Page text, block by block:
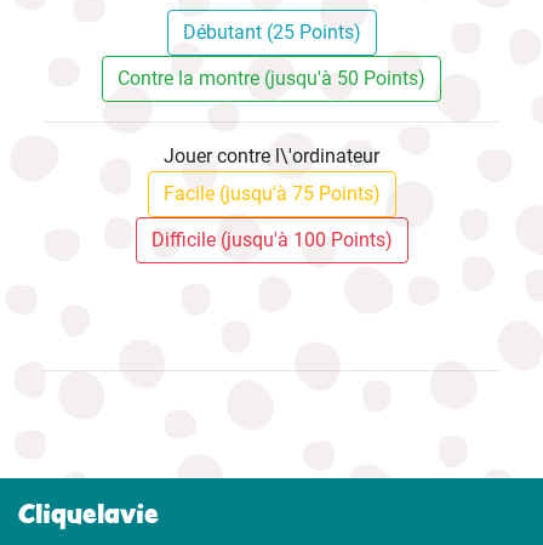
Débutant (25 Points)
Contre la montre (jusqu'à 50 Points)
Jouer contre l\'ordinateur
Facile (jusqu'à 75 Points)
Difficile (jusqu'à 100 Points)
Cliquelavie